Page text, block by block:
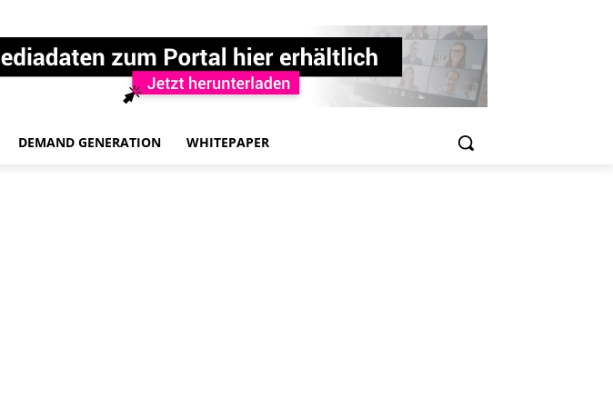
DEMAND GENERATION WHITEPAPER